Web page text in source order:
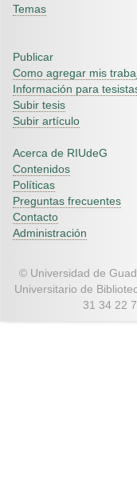
Temas
Publicar
Como agregar mis
Información para
Subir tesis
Subir artículo
Acerca de RIUdeG
Contenidos
Políticas
Preguntas frecuentes
Contacto
Administración
© Universidad de
Universitario de
31 34 22